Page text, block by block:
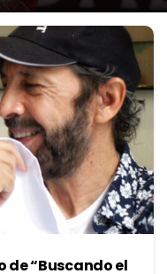
de “Buscando el